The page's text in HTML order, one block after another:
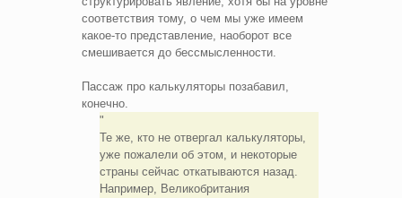
соответствия тому, о чем мы уже имеем
какое-то представление, наоборот все
смешивается до бессмысленности.
Пассаж про калькуляторы позабавил,
конечно.
Те же, кто не отвергал калькуляторы,
уже пожалели об этом, и некоторые
страны сейчас откатываются назад.
Например, Великобритания